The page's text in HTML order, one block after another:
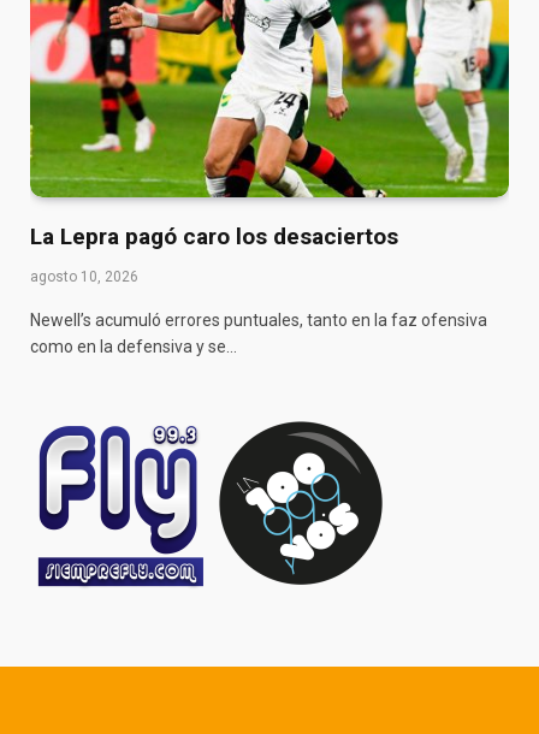
La Lepra pagó caro los desaciertos
agosto 10, 2026
Newell’s acumuló errores puntuales, tanto en la faz ofensiva
como en la defensiva y se…